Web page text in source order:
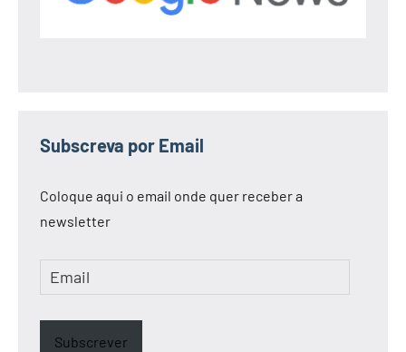
Subscreva por Email
Coloque aqui o email onde quer receber a
newsletter
Email
Subscrever